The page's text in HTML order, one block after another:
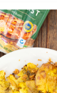
kalt. Zutaten […]